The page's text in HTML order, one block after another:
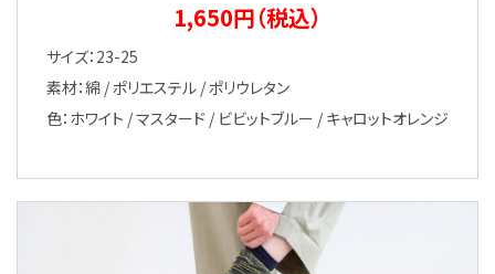
1,650円（税込）
サイズ：23-25
素材：綿 / ポリエステル / ポリウレタン
色：ホワイト / マスタード / ビビットブルー / キャロットオレンジ